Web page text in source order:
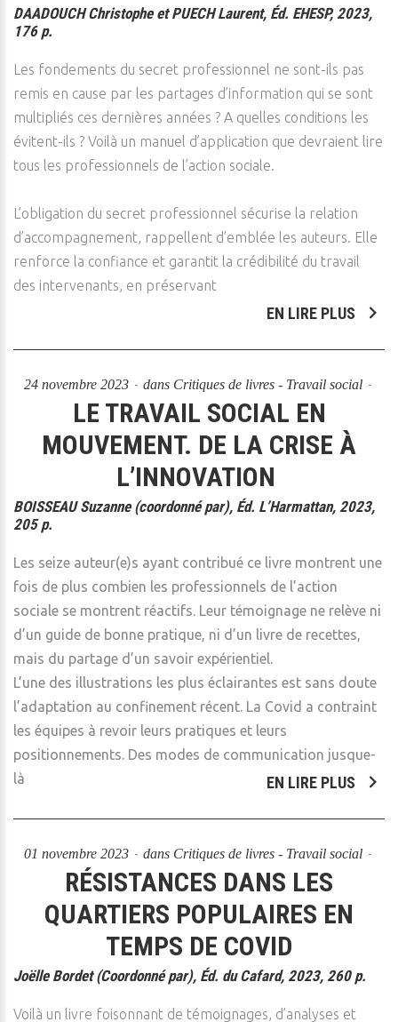
DAADOUCH Christophe et PUECH Laurent, Éd. EHESP, 2023,
176 p.
Les fondements du secret professionnel ne sont-ils pas
remis en cause par les partages d’information qui se sont
multipliés ces dernières années ? A quelles conditions les
évitent-ils ? Voilà un manuel d’application que devraient lire
tous les professionnels de l’action sociale.
L’obligation du secret professionnel sécurise la relation
d’accompagnement, rappellent d’emblée les auteurs. Elle
renforce la confiance et garantit la crédibilité du travail
des intervenants, en préservant
EN LIRE PLUS
24 novembre 2023 dans Critiques de livres - Travail social
LE TRAVAIL SOCIAL EN
MOUVEMENT. DE LA CRISE À
L’INNOVATION
BOISSEAU Suzanne (coordonné par), Éd. L’Harmattan, 2023,
205 p.
Les seize auteur(e)s ayant contribué ce livre montrent une
fois de plus combien les professionnels de l’action
sociale se montrent réactifs. Leur témoignage ne relève ni
d’un guide de bonne pratique, ni d’un livre de recettes,
mais du partage d’un savoir expérientiel.
L’une des illustrations les plus éclairantes est sans doute
l’adaptation au confinement récent. La Covid a contraint
les équipes à revoir leurs pratiques et leurs
positionnements. Des modes de communication jusque-
là
EN LIRE PLUS
01 novembre 2023 dans Critiques de livres - Travail social
RÉSISTANCES DANS LES
QUARTIERS POPULAIRES EN
TEMPS DE COVID
Joëlle Bordet (Coordonné par), Éd. du Cafard, 2023, 260 p.
Voilà un livre foisonnant de témoignages, d’analyses et